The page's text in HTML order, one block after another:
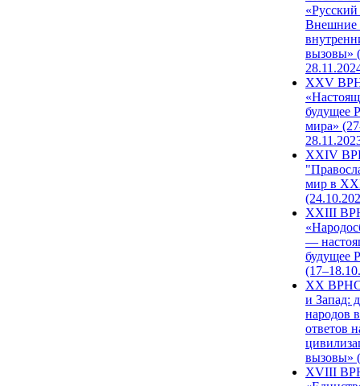
Внешние
вызовы»
XXV
будущее
мира»
XXIV
мир в
XXIII
—
будущее
XX ВРНС
и Запад:
народов
ответов
вызовы»
XVIII